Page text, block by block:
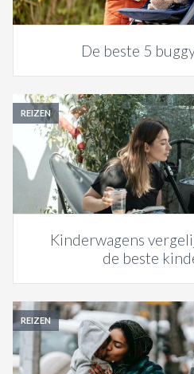
De beste 5
REIZEN
Kinderwagens
de beste
REIZEN